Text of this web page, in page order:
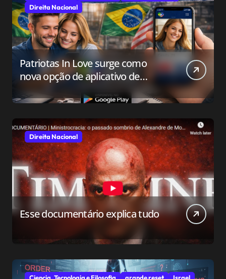
Direita Nacional
Patriotas In Love surge como
nova opção de aplicativo de
relacionamento para o público
conservador
Direita Nacional
Esse documentário explica tudo
Ciencia, Tecnologia e Filosofia grande reset Israel